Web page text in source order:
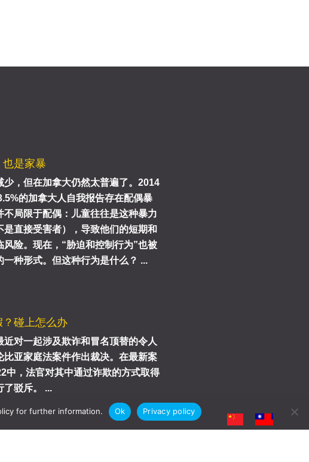
也是家暴
少，但在加拿大仍然太普遍了。2014
的加拿大人自我报告存在配偶暴
不局限于配偶：儿童往往是这种暴力
是直接受害者），导致他们的短期和
风险。现在，“胁迫和控制行为”也被
一种形式。但这种行为是什么？ ...
碰上怎么办
近对一起涉及欺诈和冒名顶替的令人
比亚家庭法案件作出裁决。在最新案
中，法官对其中通过诈欺的方式取得
了驳斥。 ...
for further information. Ok Privacy policy